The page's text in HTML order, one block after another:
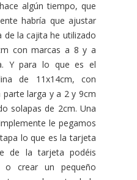
algún tiempo, que
habría que ajustar
de la cajita he utilizado
con marcas a 8 y a
Y para lo que es el
de 11x14cm, con
larga y a 2 y 9cm
solapas de 2cm. Una
le pegamos
lo que es la tarjeta
de la tarjeta podéis
o crear un pequeño